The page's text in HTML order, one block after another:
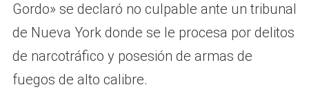
Gordo» se declaró no culpable ante un tribunal
de Nueva York donde se le procesa por delitos
de narcotráfico y posesión de armas de
fuegos de alto calibre.